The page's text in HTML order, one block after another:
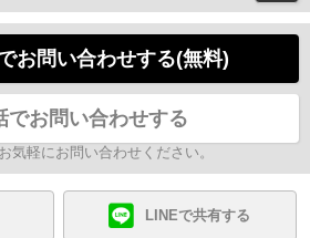
お問い合わせする(無料)
でお問い合わせする
気軽にお問い合わせください。
LINEで共有する